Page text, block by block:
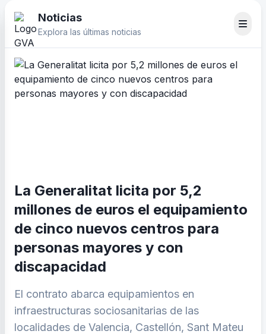
Noticias
Explora las últimas noticias
La Generalitat licita por 5,2
millones de euros el equipamiento
de cinco nuevos centros para
personas mayores y con
discapacidad
El contrato abarca equipamientos en
infraestructuras sociosanitarias de las
localidades de Valencia, Castellón, Sant Mateu